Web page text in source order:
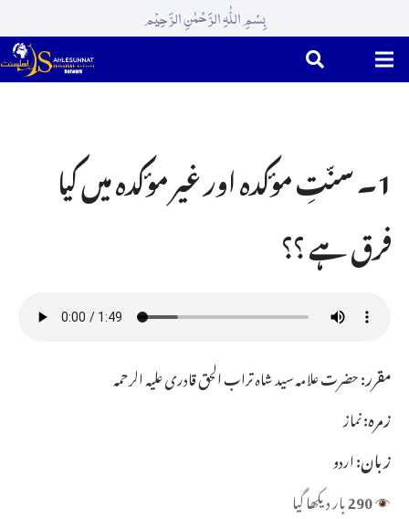
بِسْمِ اللّٰہِ الرَّحْمٰنِ الرَّحِیْم
1۔ سنّتِ مؤکدہ اور غیر مؤکدہ میں کیا
فرق ہے ؟؟
مقرر:حضرت علامہ سید شاہ تراب الحق قادری علیہ الرحمہ
زمرہ:نماز
زبان:اردو
290بار دیکھا گیا